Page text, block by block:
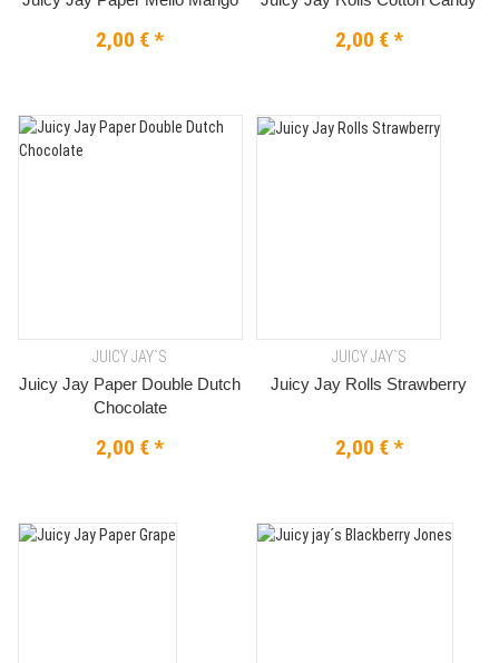
2,00 €* 2,00 €*
JUICY JAY`S
Juicy Jay Paper Double Dutch
Chocolate
2,00 €*
JUICY JAY`S
Juicy Jay Rolls Strawberry
2,00 €*